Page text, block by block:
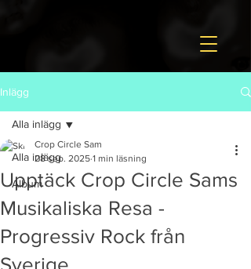
Inlägg
Alla inlägg
Album
Alla inlägg
Upptäck Crop Circle Sams
Musikaliska Resa -
Progressiv Rock från
Sverige
Crop Circle Sam
28 sep. 2025 1 min läsning